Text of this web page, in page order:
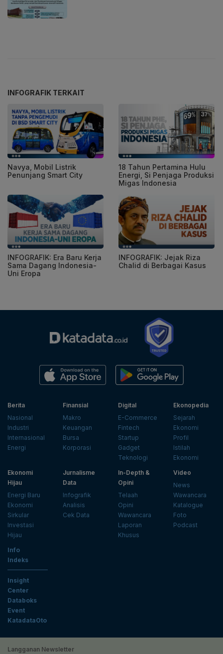
INFOGRAFIK TERKAIT
Navya, Mobil Listrik
Penunjang Smart City
18 Tahun Pertamina Hulu
Energi, Si Penjaga Produksi
Migas Indonesia
INFOGRAFIK: Era Baru Kerja
Sama Dagang Indonesia-
Uni Eropa
INFOGRAFIK: Jejak Riza
Chalid di Berbagai Kasus
Berita
Nasional
Industri
Internasional
Energi
Finansial
Makro
Keuangan
Bursa
Korporasi
Digital
E-Commerce
Fintech
Startup
Gadget
Teknologi
Ekonopedia
Sejarah
Ekonomi
Profil
Istilah
Ekonomi
Ekonomi
Hijau
Energi Baru
Ekonomi
Sirkular
Investasi
Hijau
Jurnalisme
Data
Infografik
Analisis
Cek Data
In-Depth &
Opini
Telaah
Opini
Wawancara
Laporan
Khusus
Video
News
Wawancara
Katalogue
Foto
Podcast
Info
Indeks
Insight
Center
Databoks
Event
KatadataOto
Langganan Newsletter